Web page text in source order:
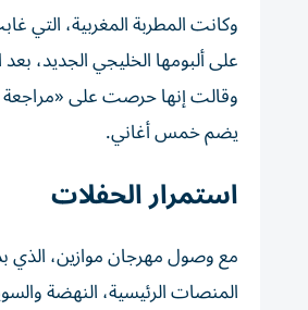
على ألبومها الخليجي الجديد،
وقالت إنها حرصت على «مراجعة
يضم خمس أغاني.
استمرار الحفلات
المنصات الرئيسية، النهضة